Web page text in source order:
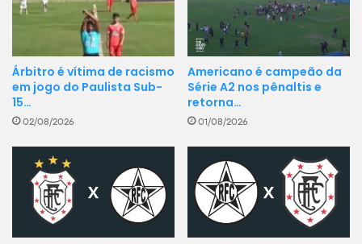
Árbitro é vítima de racismo
em jogo do Paulista Sub-
15…
02/08/2026
Americano é campeão da
Série A2 nos pênaltis e
retorna…
01/08/2026